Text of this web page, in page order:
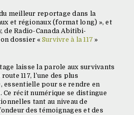
meilleur reportage dans la
et régionaux (format long) », et
de Radio-Canada Abitibi-
dossier « Survivre à la 117 »
laisse la parole aux survivants
117, l’une des plus
essentielle pour se rendre en
récit numérique se distingue
tant au niveau de
des témoignages et des